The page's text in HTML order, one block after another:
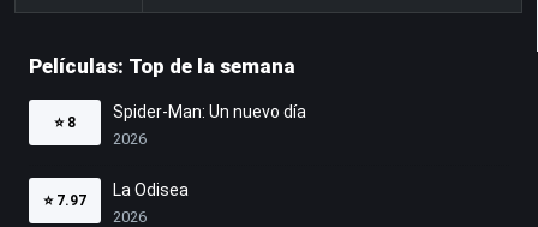
Películas: Top de la semana
⭐ 8
Spider-Man: Un nuevo día
2026
⭐ 7.97
La Odisea
2026